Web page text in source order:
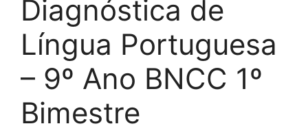
Diagnóstica de
Língua Portuguesa
– 9º Ano BNCC 1º
Bimestre